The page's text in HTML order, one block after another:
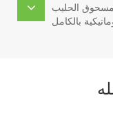
مسحوق الحليب